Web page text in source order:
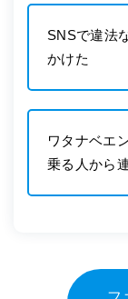
SNSで違法
かけた
ワタナベエ
乗る人から